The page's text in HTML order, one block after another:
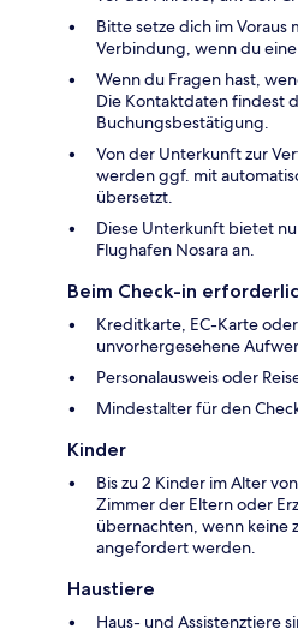
Bitte setze dich im
Verbindung, wenn du
Wenn du Fragen hast,
Die Kontaktdaten findest
Buchungsbestätigung.
Von der Unterkunft zur
werden ggf. mit
übersetzt.
Diese Unterkunft bietet
Flughafen Nosara an.
Beim Check-in
Kreditkarte, EC-Karte
unvorhergesehene
Personalausweis oder
Mindestalter für den
Kinder
Bis zu 2 Kinder im Alter
Zimmer der Eltern oder
übernachten, wenn keine
angefordert werden.
Haustiere
Haus- und Assistenztiere